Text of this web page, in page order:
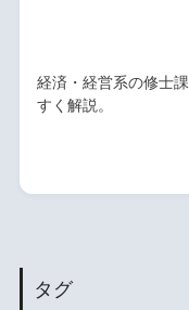
経済・経営系の修士
すく解説。
タグ